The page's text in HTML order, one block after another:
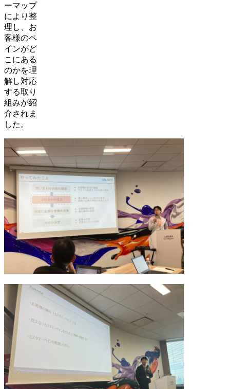
ーマップ
により整
理し、お
客様のペ
インがど
こにある
のかを理
解し対応
する取り
組みが紹
介されま
した。